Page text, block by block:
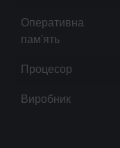
Оперативна
пам'ять
Процесор
Виробник